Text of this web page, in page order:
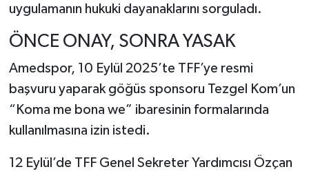
uygulamanın hukuki dayanaklarını sorguladı.
ÖNCE ONAY, SONRA YASAK
Amedspor, 10 Eylül 2025’te TFF’ye resmi
başvuru yaparak göğüs sponsoru Tezgel Kom’un
“Koma me bona we” ibaresinin formalarında
kullanılmasına izin istedi.
12 Eylül’de TFF Genel Sekreter Yardımcısı Özçan